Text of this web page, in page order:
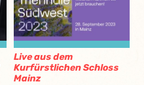
Live aus dem
Kurfürstlichen Schloss
Mainz